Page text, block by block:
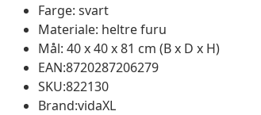
Farge: svart
Materiale: heltre furu
Mål: 40 x 40 x 81 cm (B x D x H)
EAN:8720287206279
SKU:822130
Brand:vidaXL